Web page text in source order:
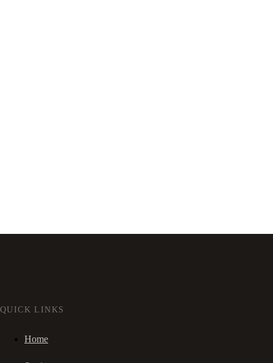
QUICK LINKS
Home